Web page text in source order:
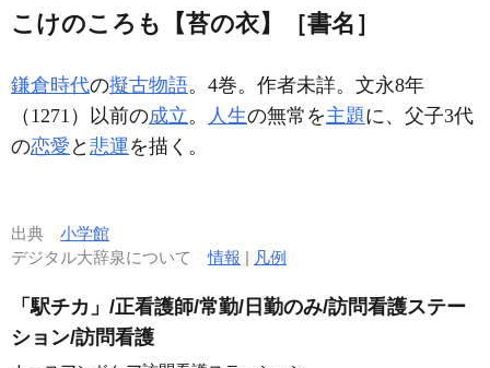
こけのころも【苔の衣】［書名］
鎌倉時代の擬古物語。4巻。作者未詳。文永8年
（1271）以前の成立。 人生の無常を主題に、父子3代
の恋愛 と 悲運を描く。
出典 小学館
デジタル大辞泉について情報 | 凡例
「駅チカ」/正看護師/常勤/日勤のみ/訪問看護ステー
ション/訪問看護